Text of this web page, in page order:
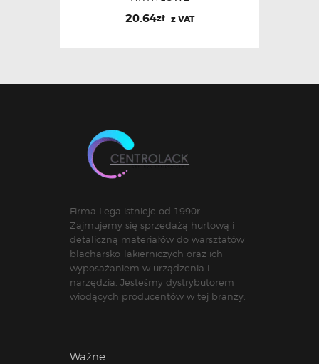
20.64zł z VAT
Firma Lega istnieje od 1990r.
Zajmujemy się sprzedażą hurtową i
detaliczną materiałów do warsztatów
blacharsko-lakierniczych oraz ich
wyposażaniem w urządzenia i
narzędzia. Jesteśmy dystrybutorem
wiodących producentów w tej branży.
Ważne